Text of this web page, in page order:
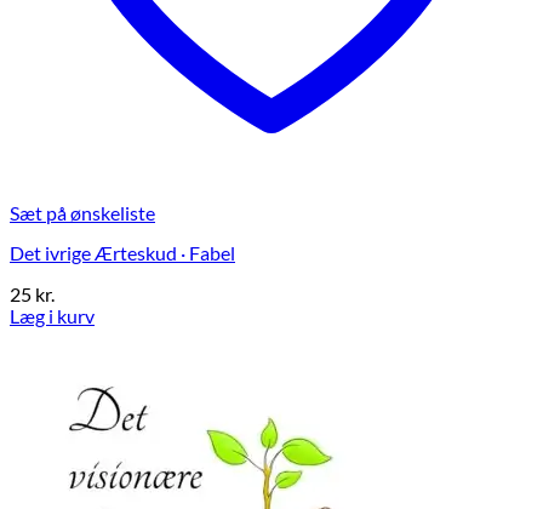
Sæt på ønskeliste
Det ivrige Ærteskud · Fabel
25 kr.
Læg i kurv